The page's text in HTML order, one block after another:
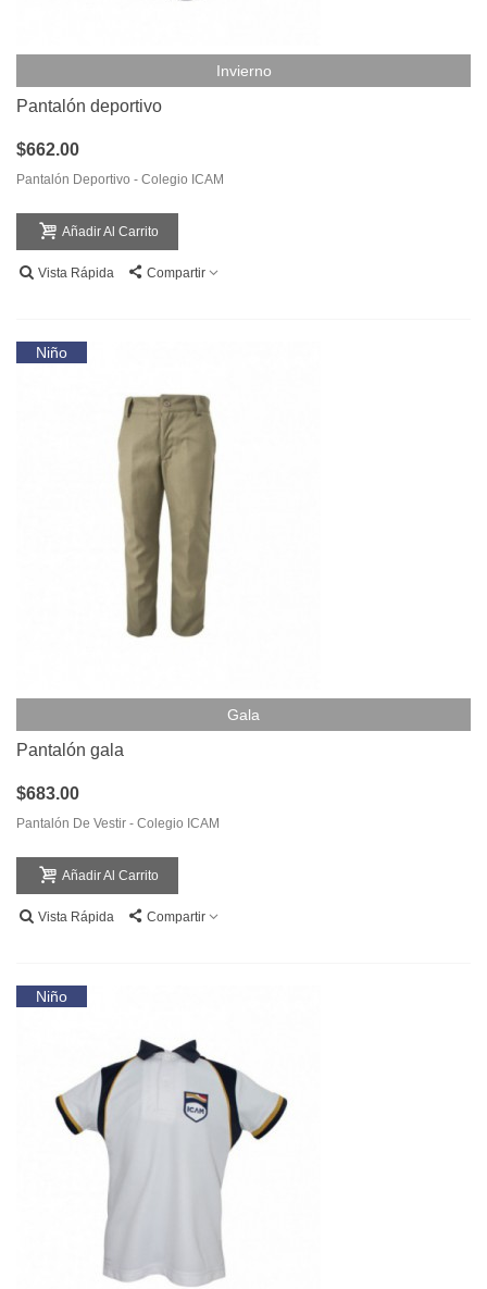
Invierno
Pantalón deportivo
$662.00
Pantalón Deportivo - Colegio ICAM
Añadir Al Carrito
Vista Rápida Compartir
Niño
Gala
Pantalón gala
$683.00
Pantalón De Vestir - Colegio ICAM
Añadir Al Carrito
Vista Rápida Compartir
Niño